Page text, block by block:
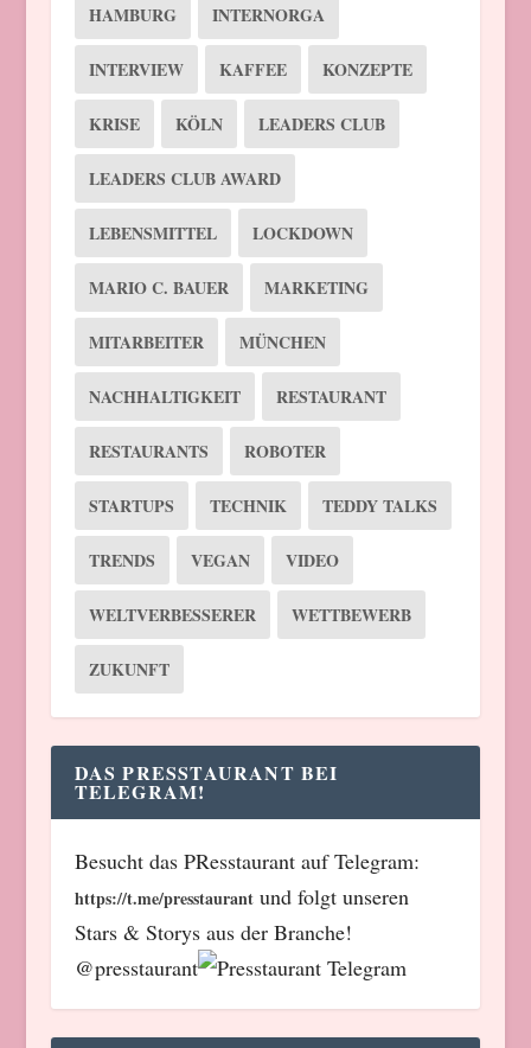
HAMBURG INTERNORGA
INTERVIEW KAFFEE KONZEPTE
KRISE KÖLN LEADERS CLUB
LEADERS CLUB AWARD
LEBENSMITTEL LOCKDOWN
MARIO C. BAUER MARKETING
MITARBEITER MÜNCHEN
NACHHALTIGKEIT RESTAURANT
RESTAURANTS ROBOTER
STARTUPS TECHNIK TEDDY TALKS
TRENDS VEGAN VIDEO
WELTVERBESSERER WETTBEWERB
ZUKUNFT
DAS PRESSTAURANT BEI
TELEGRAM!
Besucht das PResstaurant auf Telegram:
https://t.me/presstaurantund folgt unseren
Stars & Storys aus der Branche!
@presstaurant